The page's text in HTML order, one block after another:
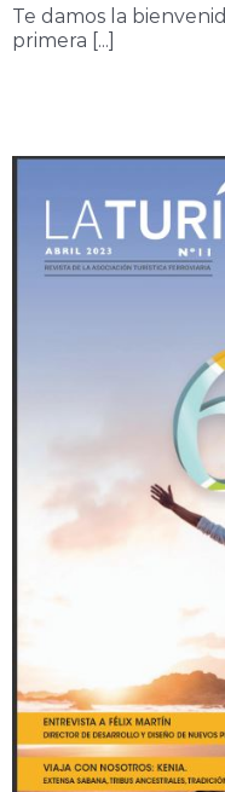
Te damos la
primera [...]